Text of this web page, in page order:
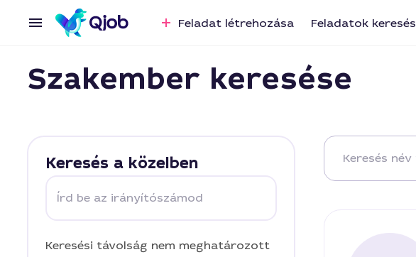
Feladat létrehozása Feladatok
Szakember keresése
Keresés a közelben
Írd be az irányítószámod
Keresési távolság nem meghatározott